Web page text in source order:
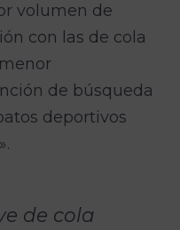
volumen de
con las de cola
de búsqueda
deportivos
de cola